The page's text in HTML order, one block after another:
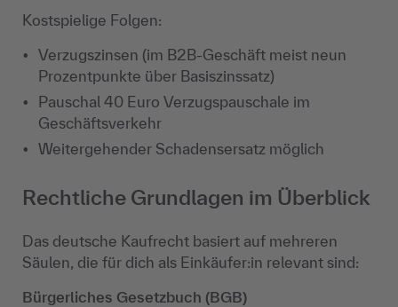
Kostspielige Folgen:
Verzugszinsen (im B2B-Geschäft meist neun
Prozentpunkte über Basiszinssatz)
Pauschal 40 Euro Verzugspauschale im
Geschäftsverkehr
Weitergehender Schadensersatz möglich
Rechtliche Grundlagen im Überblick
Das deutsche Kaufrecht basiert auf mehreren
Säulen, die für dich als Einkäufer:in relevant sind:
Bürgerliches Gesetzbuch (BGB)